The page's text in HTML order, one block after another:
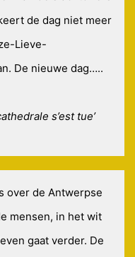
de dag niet meer
Lieve-
De nieuwe dag…..
s’est tue’
over de Antwerpse
mensen, in het wit
gaat verder. De